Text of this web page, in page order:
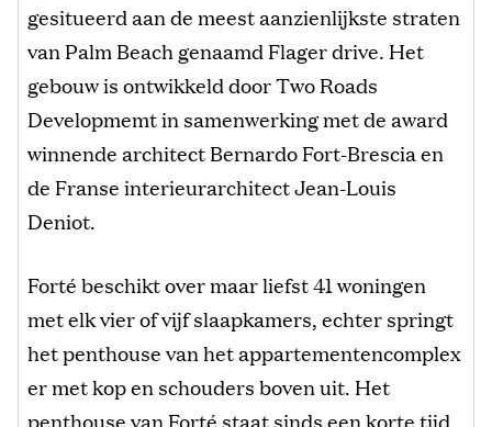
gesitueerd aan de meest aanzienlijkste straten
van Palm Beach genaamd Flager drive. Het
gebouw is ontwikkeld door Two Roads
Developmemt in samenwerking met de award
winnende architect Bernardo Fort-Brescia en
de Franse interieurarchitect Jean-Louis
Deniot.
Forté beschikt over maar liefst 41 woningen
met elk vier of vijf slaapkamers, echter springt
het penthouse van het appartementencomplex
er met kop en schouders boven uit. Het
penthouse van Forté staat sinds een korte tijd